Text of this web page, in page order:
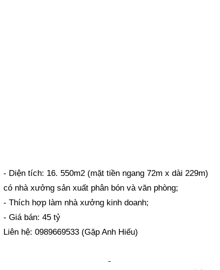
- Diện tích: 16. 550m2 (mặt tiền ngang 72m x dài 229m)
có nhà xưởng sản xuất phân bón và văn phòng;
- Thích hợp làm nhà xưởng kinh doanh;
- Giá bán: 45 tỷ
Liên hệ: 0989669533 (Gặp Anh Hiếu)